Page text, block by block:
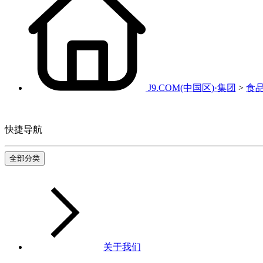
J9.COM(中国区)·集团 > 食
快捷导航
全部分类
关于我们